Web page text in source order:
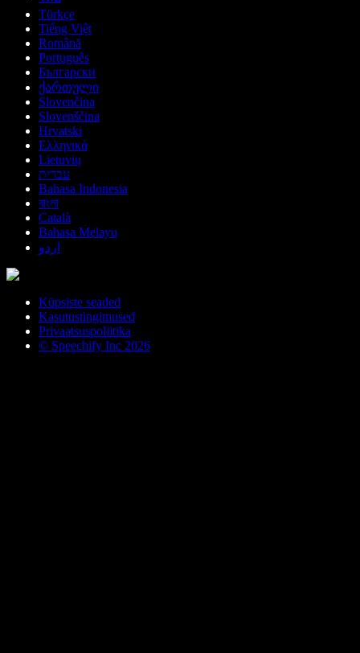
Türkçe
Tiếng Việt
Română
Português
Български
ქართული
Slovenčina
Slovenščina
Hrvatski
Ελληνικά
Lietuvių
עברית
Bahasa Indonesia
বাংলা
Català
Bahasa Melayu
اردو
Küpsiste seaded
Kasutustingimused
Privaatsuspoliitika
© Speechify Inc 2026